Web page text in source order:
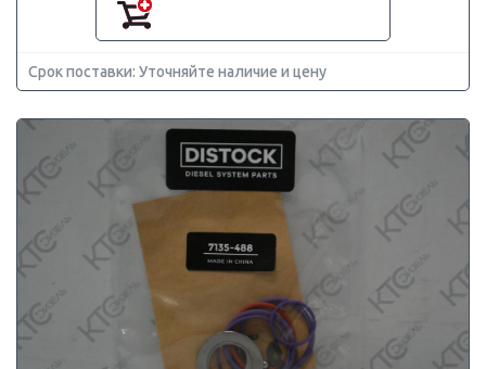
Срок поставки: Уточняйте наличие и цену